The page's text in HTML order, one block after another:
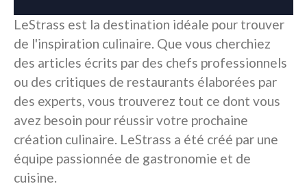
LeStrass est la destination idéale pour trouver
de l'inspiration culinaire. Que vous cherchiez
des articles écrits par des chefs professionnels
ou des critiques de restaurants élaborées par
des experts, vous trouverez tout ce dont vous
avez besoin pour réussir votre prochaine
création culinaire. LeStrass a été créé par une
équipe passionnée de gastronomie et de
cuisine.